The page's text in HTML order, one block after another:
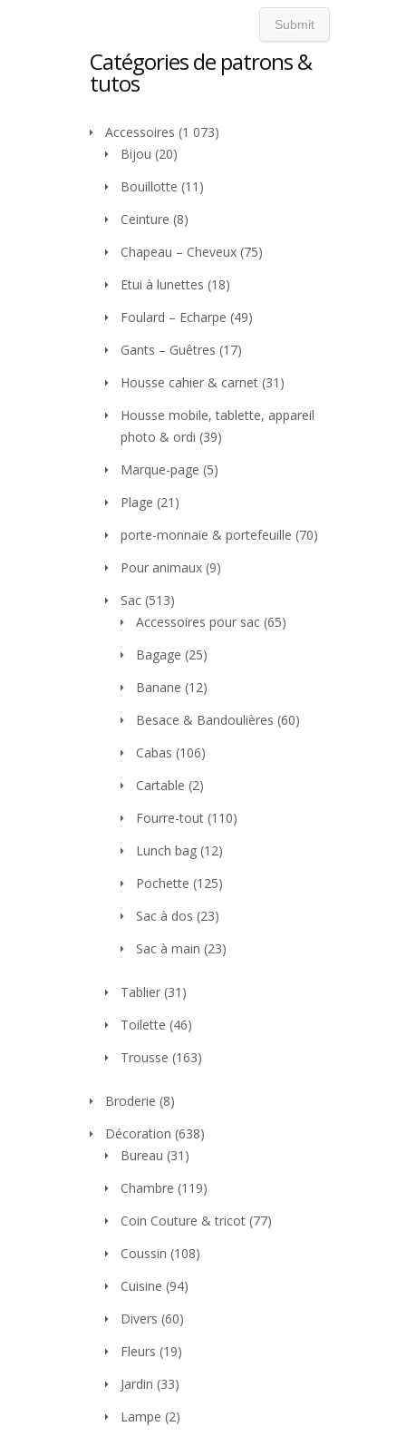
Catégories de patrons &
tutos
Accessoires (1 073)
Bijou (20)
Bouillotte (11)
Ceinture (8)
Chapeau – Cheveux (75)
Etui à lunettes (18)
Foulard – Echarpe (49)
Gants – Guêtres (17)
Housse cahier & carnet (31)
Housse mobile, tablette, appareil
photo & ordi (39)
Marque-page (5)
Plage (21)
porte-monnaie & portefeuille (70)
Pour animaux (9)
Sac (513)
Accessoires pour sac (65)
Bagage (25)
Banane (12)
Besace & Bandoulières (60)
Cabas (106)
Cartable (2)
Fourre-tout (110)
Lunch bag (12)
Pochette (125)
Sac à dos (23)
Sac à main (23)
Tablier (31)
Toilette (46)
Trousse (163)
Broderie (8)
Décoration (638)
Bureau (31)
Chambre (119)
Coin Couture & tricot (77)
Coussin (108)
Cuisine (94)
Divers (60)
Fleurs (19)
Jardin (33)
Lampe (2)